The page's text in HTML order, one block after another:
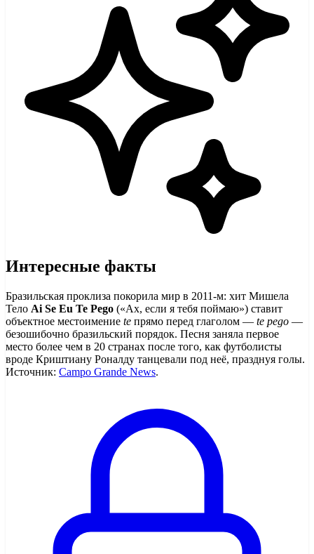
Интересные факты
Бразильская проклиза покорила мир в 2011-м: хит Мишела
Тело Ai Se Eu Te Pego («Ах, если я тебя поймаю») ставит
объектное местоимение te прямо перед глаголом — te pego —
безошибочно бразильский порядок. Песня заняла первое
место более чем в 20 странах после того, как футболисты
вроде Криштиану Роналду танцевали под неё, празднуя голы.
Источник: Campo Grande News.